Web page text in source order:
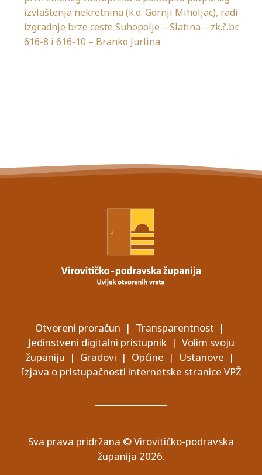
izvlaštenja nekretnina (k.o. Gornji Miholjac), radi
izgradnje brze ceste Suhopolje – Slatina – zk.č.br.
616-8 i 616-10 – Branko Jurlina
Otvoreni proračun | Transparentnost |
Jedinstveni digitalni pristupnik| Volim svoju
županiju | Gradovi | Općine | Ustanove |
Izjava o pristupačnosti internetske stranice VPŽ
Sva prava pridržana © Virovitičko-podravska
županija 2026.